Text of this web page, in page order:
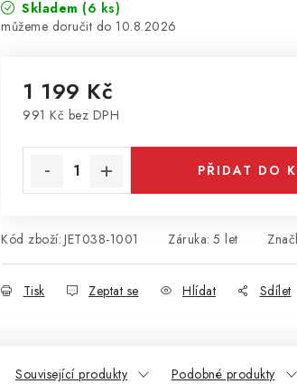
Skladem (6 ks)
10.8.2026
1 199 Kč
991 Kč bez DPH
PŘIDAT DO
Kód zboží: JET038-1001 Záruka: 5 let
Tisk Zeptat se Hlídat Sdílet
Související produkty Podobné produkty